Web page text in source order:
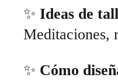
✨ Ideas de
Meditaciones,
✨ Cómo